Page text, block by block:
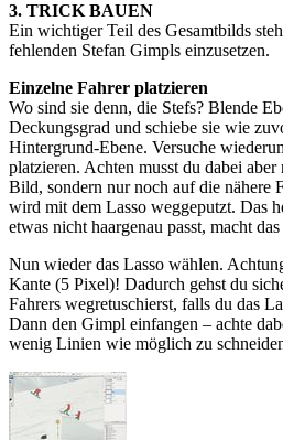
3. TRICK BAUEN
Ein wichtiger Teil des Gesamtbilds
fehlenden Stefan Gimpls einzusetzen.
Einzelne Fahrer platzieren
Wo sind sie denn, die Stefs? Blende
Deckungsgrad und schiebe sie wie
Hintergrund-Ebene. Versuche
platzieren. Achten musst du dabei aber
Bild, sondern nur noch auf die nähere
wird mit dem Lasso weggeputzt. Das
etwas nicht haargenau passt, macht
Nun wieder das Lasso wählen.
Kante (5 Pixel)! Dadurch gehst du
Fahrers wegretuschierst, falls du das
Dann den Gimpl einfangen – achte
wenig Linien wie möglich zu